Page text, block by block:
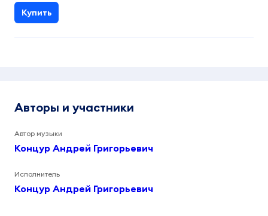
Купить
Авторы и участники
Автор музыки
Концур Андрей Григорьевич
Исполнитель
Концур Андрей Григорьевич